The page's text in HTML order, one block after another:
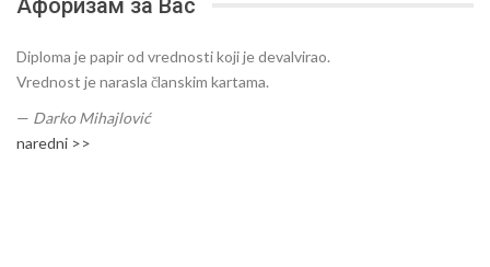
Афоризам за Вас
Diploma je papir od vrednosti koji je devalvirao.
Vrednost je narasla članskim kartama.
— Darko Mihajlović
naredni >>